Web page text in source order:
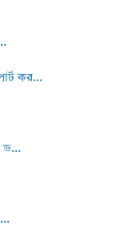
কর...
ড...